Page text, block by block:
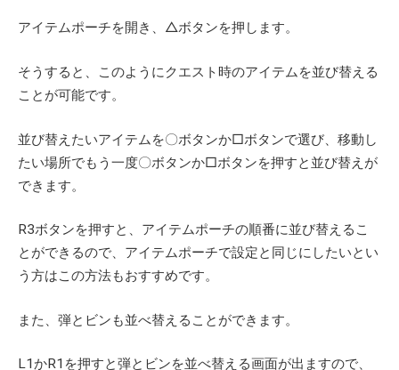
アイテムポーチを開き、△ボタンを押します。
そうすると、このようにクエスト時のアイテムを並び替える
ことが可能です。
並び替えたいアイテムを〇ボタンか□ボタンで選び、移動し
たい場所でもう一度〇ボタンか□ボタンを押すと並び替えが
できます。
R3ボタンを押すと、アイテムポーチの順番に並び替えるこ
とができるので、アイテムポーチで設定と同じにしたいとい
う方はこの方法もおすすめです。
また、弾とビンも並べ替えることができます。
L1かR1を押すと弾とビンを並べ替える画面が出ますので、